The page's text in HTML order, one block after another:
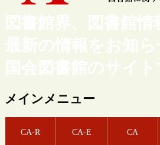
図書館界、図書館
最新の情報をお知
国会図書館のサイト
メインメニュー
CA-R CA-E CA